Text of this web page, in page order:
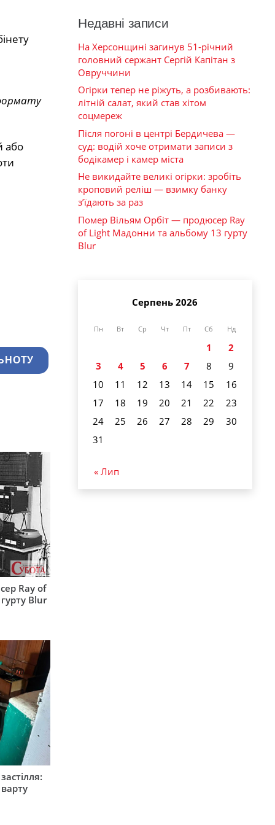
або
Ray of
Blur
Недавні записи
На Херсонщині загинув 51-річний
головний сержант Сергій Капітан з
Овруччини
Огірки тепер не ріжуть, а розбивають:
літній салат, який став хітом
соцмереж
Після погоні в центрі Бердичева —
суд: водій хоче отримати записи з
бодікамер і камер міста
Не викидайте великі огірки: зробіть
кроповий реліш — взимку банку
з’їдають за раз
Помер Вільям Орбіт — продюсер Ray
of Light Мадонни та альбому 13 гурту
Blur
Серпень 2026
Пн Вт Ср Чт Пт Сб Нд
1
2
3
4 5 6 7 8
9
10
11 12 13 14 15
16
17
18 19 20 21 22
23
24
25 26 27 28 29
30
31
« Лип